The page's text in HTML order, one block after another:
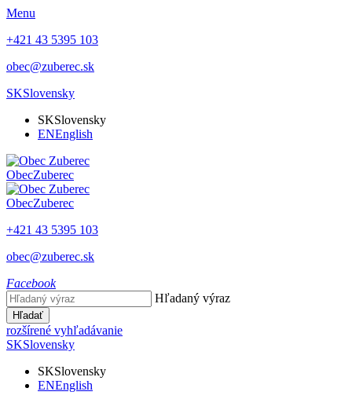
Menu
+421 43 5395 103
obec@zuberec.sk
SKSlovensky
SKSlovensky
ENEnglish
ObecZuberec
ObecZuberec
+421 43 5395 103
obec@zuberec.sk
Facebook
Hľadaný výraz
Hľadať
rozšírené vyhľadávanie
SKSlovensky
SKSlovensky
ENEnglish